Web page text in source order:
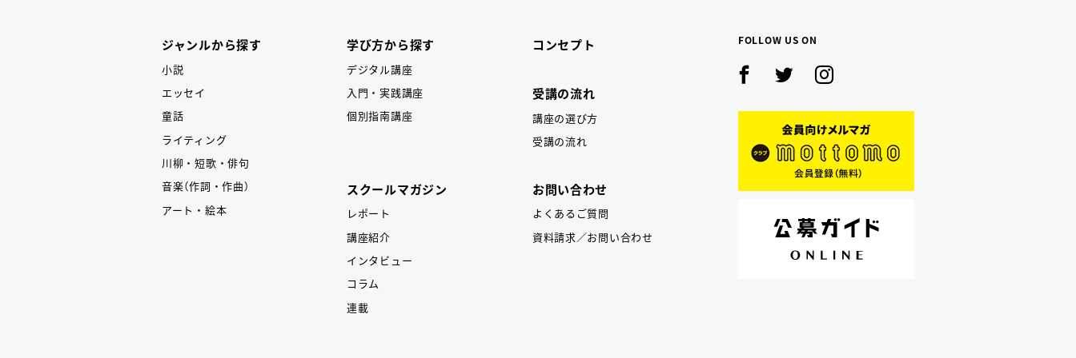
ジャンルから探す
小説
エッセイ
童話
ライティング
川柳・短歌・俳句
音楽（作詞・作曲）
アート・絵本
学び方から探す
デジタル講座
入門・実践講座
個別指南講座
スクールマガジン
レポート
講座紹介
インタビュー
コラム
連載
コンセプト
受講の流れ
講座の選び方
受講の流れ
お問い合わせ
よくあるご質問
資料請求／お問い合わせ
FOLLOW US ON
Facebook
TwitterInstagram